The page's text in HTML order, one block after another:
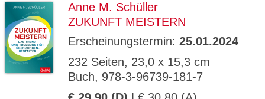
Anne M. Schüller
ZUKUNFT MEISTERN
Erscheinungstermin: 25.01.2024
232 Seiten, 23,0 x 15,3 cm
Buch, 978-3-96739-181-7